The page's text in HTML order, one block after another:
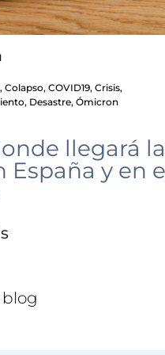
,Colapso,COVID19,Crisis,
, Desastre,Ómicron
llegará
España y en
blog